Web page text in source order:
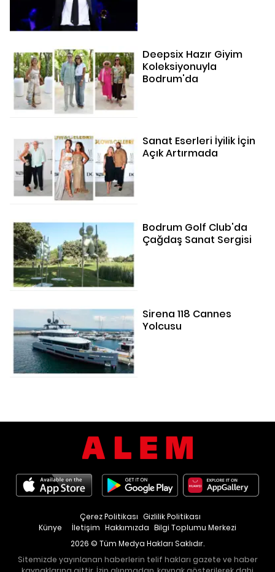
Deepsix Hazır Giyim
Koleksiyonuyla
Bodrum'da
Sanat Eserleri İyilik İçin
Açık Artırmada
Bodrum Golf Club'da
Çağdaş Sanat Sergisi
Sirena 118 Cannes
Yolcusu
Künye İletişim Hakkımızda Bilgi Toplumu Merkezi
Çerez Politikası Gizlilik Politikası
2026 © Tüm Medya Hakları Saklıdır.
Sitemizde yayınlanan haberlerin telif hakları gazete ve haber